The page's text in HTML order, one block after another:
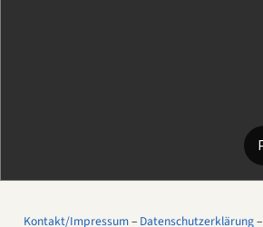
Kontakt/Impressum– Datenschutzerklärung–